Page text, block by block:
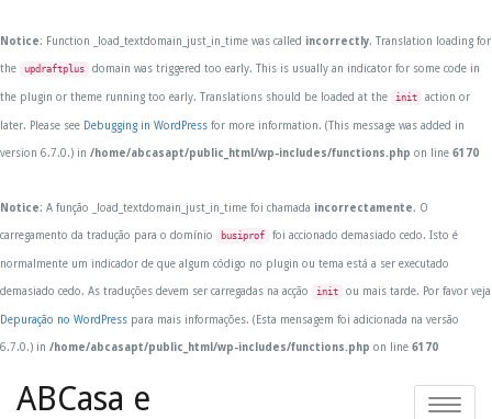
Notice: Function _load_textdomain_just_in_time was called incorrectly. Translation loading for
the updraftplus domain was triggered too early. This is usually an indicator for some code in
the plugin or theme running too early. Translations should be loaded at the init action or
later. Please see Debugging in WordPress for more information. (This message was added in
version 6.7.0.) in /home/abcasapt/public_html/wp-includes/functions.php on line 6170
Notice: A função _load_textdomain_just_in_time foi chamada incorrectamente. O
carregamento da tradução para o domínio busiprof foi accionado demasiado cedo. Isto é
normalmente um indicador de que algum código no plugin ou tema está a ser executado
demasiado cedo. As traduções devem ser carregadas na acção init ou mais tarde. Por favor veja
Depuração no WordPress para mais informações. (Esta mensagem foi adicionada na versão
6.7.0.) in /home/abcasapt/public_html/wp-includes/functions.php on line 6170
ABCasa e
Toggle